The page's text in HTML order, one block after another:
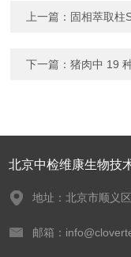
上一篇： 固相萃取柱
下一篇：猪肉中 19
北京中检维康生物技
地址：北京市顺义
邮箱：